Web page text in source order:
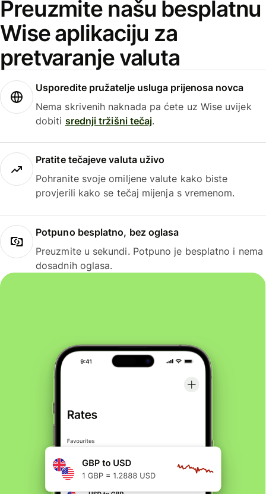
Preuzmite našu besplatnu
Wise aplikaciju za
pretvaranje valuta
Usporedite pružatelje usluga prijenosa novca
Nema skrivenih naknada pa ćete uz Wise uvijek
dobiti srednji tržišni tečaj.
Pratite tečajeve valuta uživo
Pohranite svoje omiljene valute kako biste
provjerili kako se tečaj mijenja s vremenom.
Potpuno besplatno, bez oglasa
Preuzmite u sekundi. Potpuno je besplatno i nema
dosadnih oglasa.